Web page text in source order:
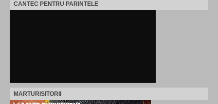
CANTEC PENTRU PARINTELE
MARTURISITORII